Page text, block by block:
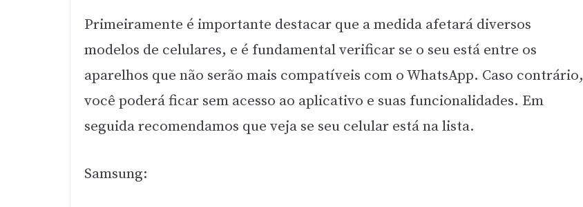
Primeiramente é importante destacar que a medida afetará diversos
modelos de celulares, e é fundamental verificar se o seu está entre os
aparelhos que não serão mais compatíveis com o WhatsApp. Caso contrário,
você poderá ficar sem acesso ao aplicativo e suas funcionalidades. Em
seguida recomendamos que veja se seu celular está na lista.
Samsung: